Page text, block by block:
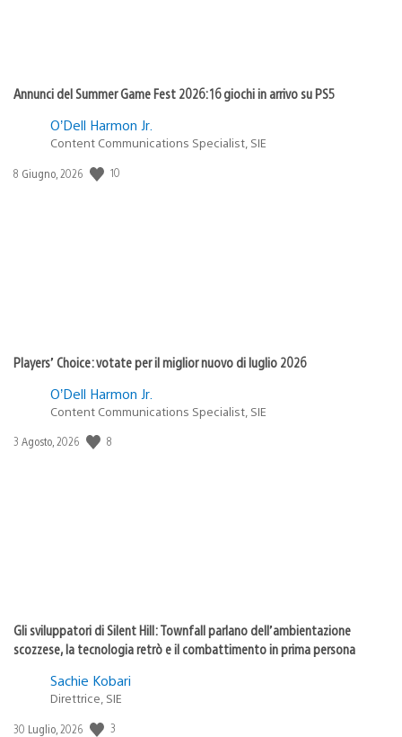
Annunci del Summer Game Fest 2026: 16 giochi in arrivo su PS5
O’Dell Harmon Jr.
Content Communications Specialist, SIE
Data
8 Giugno, 2026 10
Players’ Choice: votate per il miglior nuovo di luglio 2026
O’Dell Harmon Jr.
Content Communications Specialist, SIE
Data
3 Agosto, 2026 8
Gli sviluppatori di Silent Hill: Townfall parlano dell’ambientazione
scozzese, la tecnologia retrò e il combattimento in prima persona
Sachie Kobari
Direttrice, SIE
Data
30 Luglio, 2026 3